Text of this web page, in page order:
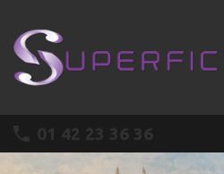
01 42 23 36 36